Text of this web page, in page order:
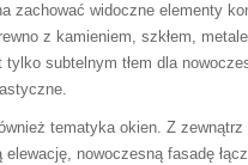
zachować widoczne elementy
z kamieniem, szkłem,
subtelnym tłem dla
tematyka okien. Z
nowoczesną fasadę